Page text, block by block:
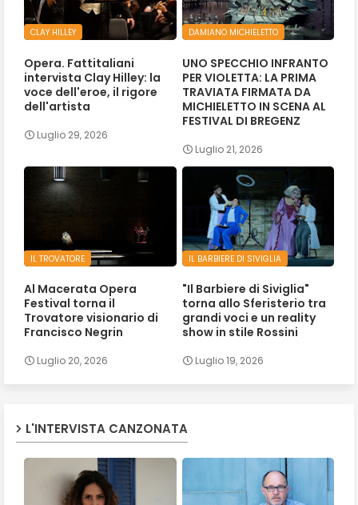
CLAY HILLEY
Opera. Fattitaliani
intervista Clay Hilley: la
voce dell'eroe, il rigore
dell'artista
Luglio 29, 2026
DAMIANO MICHIELETTO
UNO SPECCHIO INFRANTO
PER VIOLETTA: LA PRIMA
TRAVIATA FIRMATA DA
MICHIELETTO IN SCENA AL
FESTIVAL DI BREGENZ
Luglio 21, 2026
IL TROVATORE
Al Macerata Opera
Festival torna il
Trovatore visionario di
Francisco Negrin
Luglio 20, 2026
IL BARBIERE DI SIVIGLIA
"Il Barbiere di Siviglia"
torna allo Sferisterio tra
grandi voci e un reality
show in stile Rossini
Luglio 19, 2026
L'INTERVISTA CANZONATA